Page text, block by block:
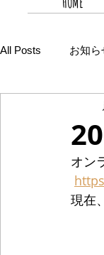
All Posts お知ら
オン
現在